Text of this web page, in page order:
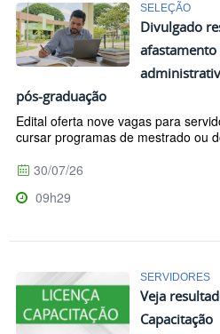
SELEÇÃO
Divulgado
pós-graduação
Edital oferta nove vagas para
cursar programas de mestrado ou
30/07/26
09h29
SERVIDORES
Veja
Capacitação